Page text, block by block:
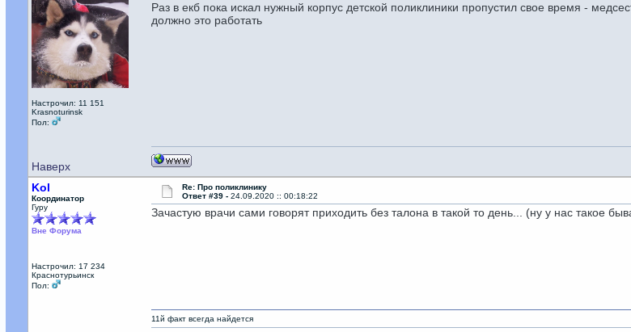
Настрочил: 11 151
Krasnoturinsk
Пол:
Раз в екб пока искал нужный корпус детской поликлиники пропустил свое время -
должно это работать
Наверх
Kol
Координатор
Гуру
Вне Форума
Настрочил: 17 234
Краснотурьинск
Пол:
Re: Про поликлинику
Ответ #39 - 24.09.2020 :: 00:18:22
Зачастую врачи сами говорят приходить без талона в такой то день... (ну у нас такое
11й факт всегда найдется